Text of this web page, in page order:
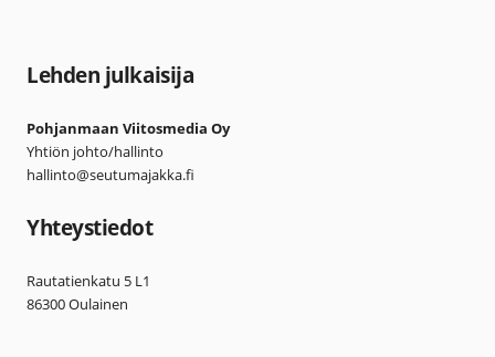
Lehden julkaisija
Pohjanmaan Viitosmedia Oy
Yhtiön johto/hallinto
hallinto@seutumajakka.fi
Yhteystiedot
Rautatienkatu 5 L1
86300 Oulainen